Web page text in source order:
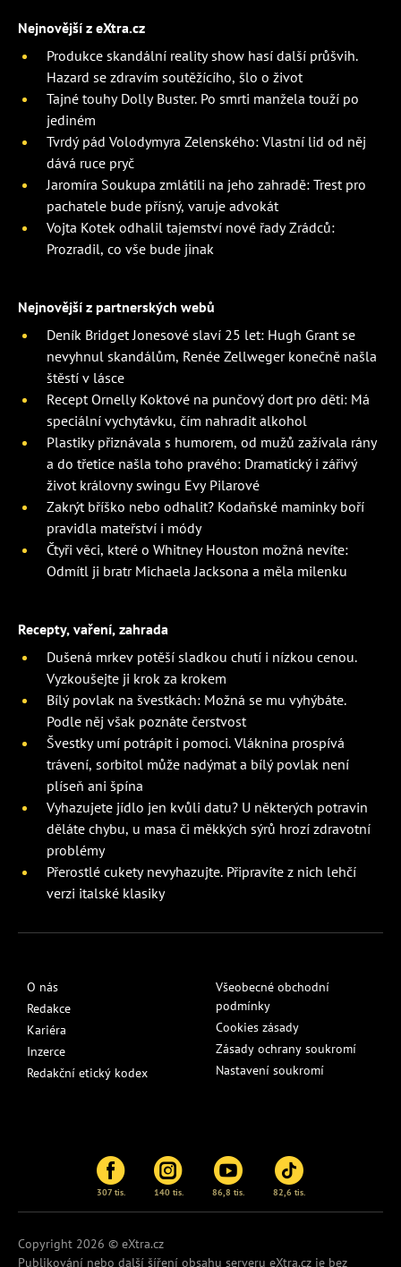
Nejnovější z eXtra.cz
Produkce skandální reality show hasí další průšvih.
Hazard se zdravím soutěžícího, šlo o život
Tajné touhy Dolly Buster. Po smrti manžela touží po
jediném
Tvrdý pád Volodymyra Zelenského: Vlastní lid od něj
dává ruce pryč
Jaromíra Soukupa zmlátili na jeho zahradě: Trest pro
pachatele bude přísný, varuje advokát
Vojta Kotek odhalil tajemství nové řady Zrádců:
Prozradil, co vše bude jinak
Nejnovější z partnerských webů
Deník Bridget Jonesové slaví 25 let: Hugh Grant se
nevyhnul skandálům, Renée Zellweger konečně našla
štěstí v lásce
Recept Ornelly Koktové na punčový dort pro děti: Má
speciální vychytávku, čím nahradit alkohol
Plastiky přiznávala s humorem, od mužů zažívala rány
a do třetice našla toho pravého: Dramatický i zářivý
život královny swingu Evy Pilarové
Zakrýt bříško nebo odhalit? Kodaňské maminky boří
pravidla mateřství i módy
Čtyři věci, které o Whitney Houston možná nevíte:
Odmítl ji bratr Michaela Jacksona a měla milenku
Recepty, vaření, zahrada
Dušená mrkev potěší sladkou chutí i nízkou cenou.
Vyzkoušejte ji krok za krokem
Bílý povlak na švestkách: Možná se mu vyhýbáte.
Podle něj však poznáte čerstvost
Švestky umí potrápit i pomoci. Vláknina prospívá
trávení, sorbitol může nadýmat a bílý povlak není
plíseň ani špína
Vyhazujete jídlo jen kvůli datu? U některých potravin
děláte chybu, u masa či měkkých sýrů hrozí zdravotní
problémy
Přerostlé cukety nevyhazujte. Připravíte z nich lehčí
verzi italské klasiky
O nás
Redakce
Kariéra
Inzerce
Redakční etický kodex
Všeobecné obchodní
podmínky
Cookies zásady
Zásady ochrany soukromí
Nastavení soukromí
307 tis. 140 tis. 86,8 tis. 82,6 tis.
Copyright 2026 © eXtra.cz
Publikování nebo další šíření obsahu serveru eXtra.cz je bez